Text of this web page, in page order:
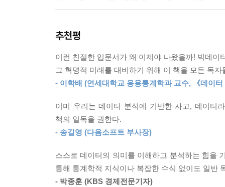
--- 본문 중에서
들어 내는가
지난 몇 년 사이 구글, 우버, 페이스북 등 많은 IT
적극 활용하면서 데이터 분석 자체가 강력한 전략
웹페이지 디자인 서체에서부터 알파고 등의
기업이다. 특히 구글이 검색 결과 화면에 배정할
실험을 단행했던 사례는 그들이 얼마나 데이터
최적의 ‘요금’을 산출해낸다. 특히 시카고대학 연
자못 흥미롭다(본문 190쪽). 미래 지형을 바꾸는
데이터 분석이라는 세계의 무한한 가능성과 전략
추천평
이런 친절한 입문서가 왜 이제야 나왔을까! 빅데
그 혁명적 미래를 대비하기 위해 이 책을 모든 독
- 이학배 (연세대학교 응용통계학과 교수, 《데이
이미 우리는 데이터 분석에 기반한 사고, 데이터
책의 일독을 권한다.
- 송길영 (다음소프트 부사장)
스스로 데이터의 의미를 이해하고 분석하는 힘을
통해 통계학적 지식이나 복잡한 수식 없이도 일반
- 박종훈 (KBS 경제전문기자)